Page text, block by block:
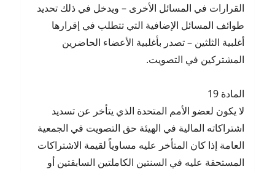
القرارات في المسائل الأخرى – ويدخل في ذلك تحديد
طوائف المسائل الإضافية التي تتطلب في إقرارها
أغلبية الثلثين – تصدر بأغلبية الأعضاء الحاضرين
المشتركين في التصويت.
المادة 19
لا يكون لعضو الأمم المتحدة الذي يتأخر عن تسديد
اشتراكاته المالية في الهيئة حق التصويت في الجمعية
العامة إذا كان المتأخر عليه مساوياً لقيمة الاشتراكات
المستحقة عليه في السنتين الكاملتين السابقتين أو